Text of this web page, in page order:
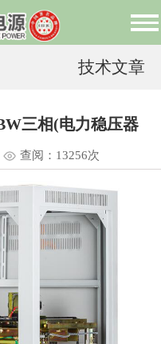
技术文章
三相(电力稳压器
查阅：13256次